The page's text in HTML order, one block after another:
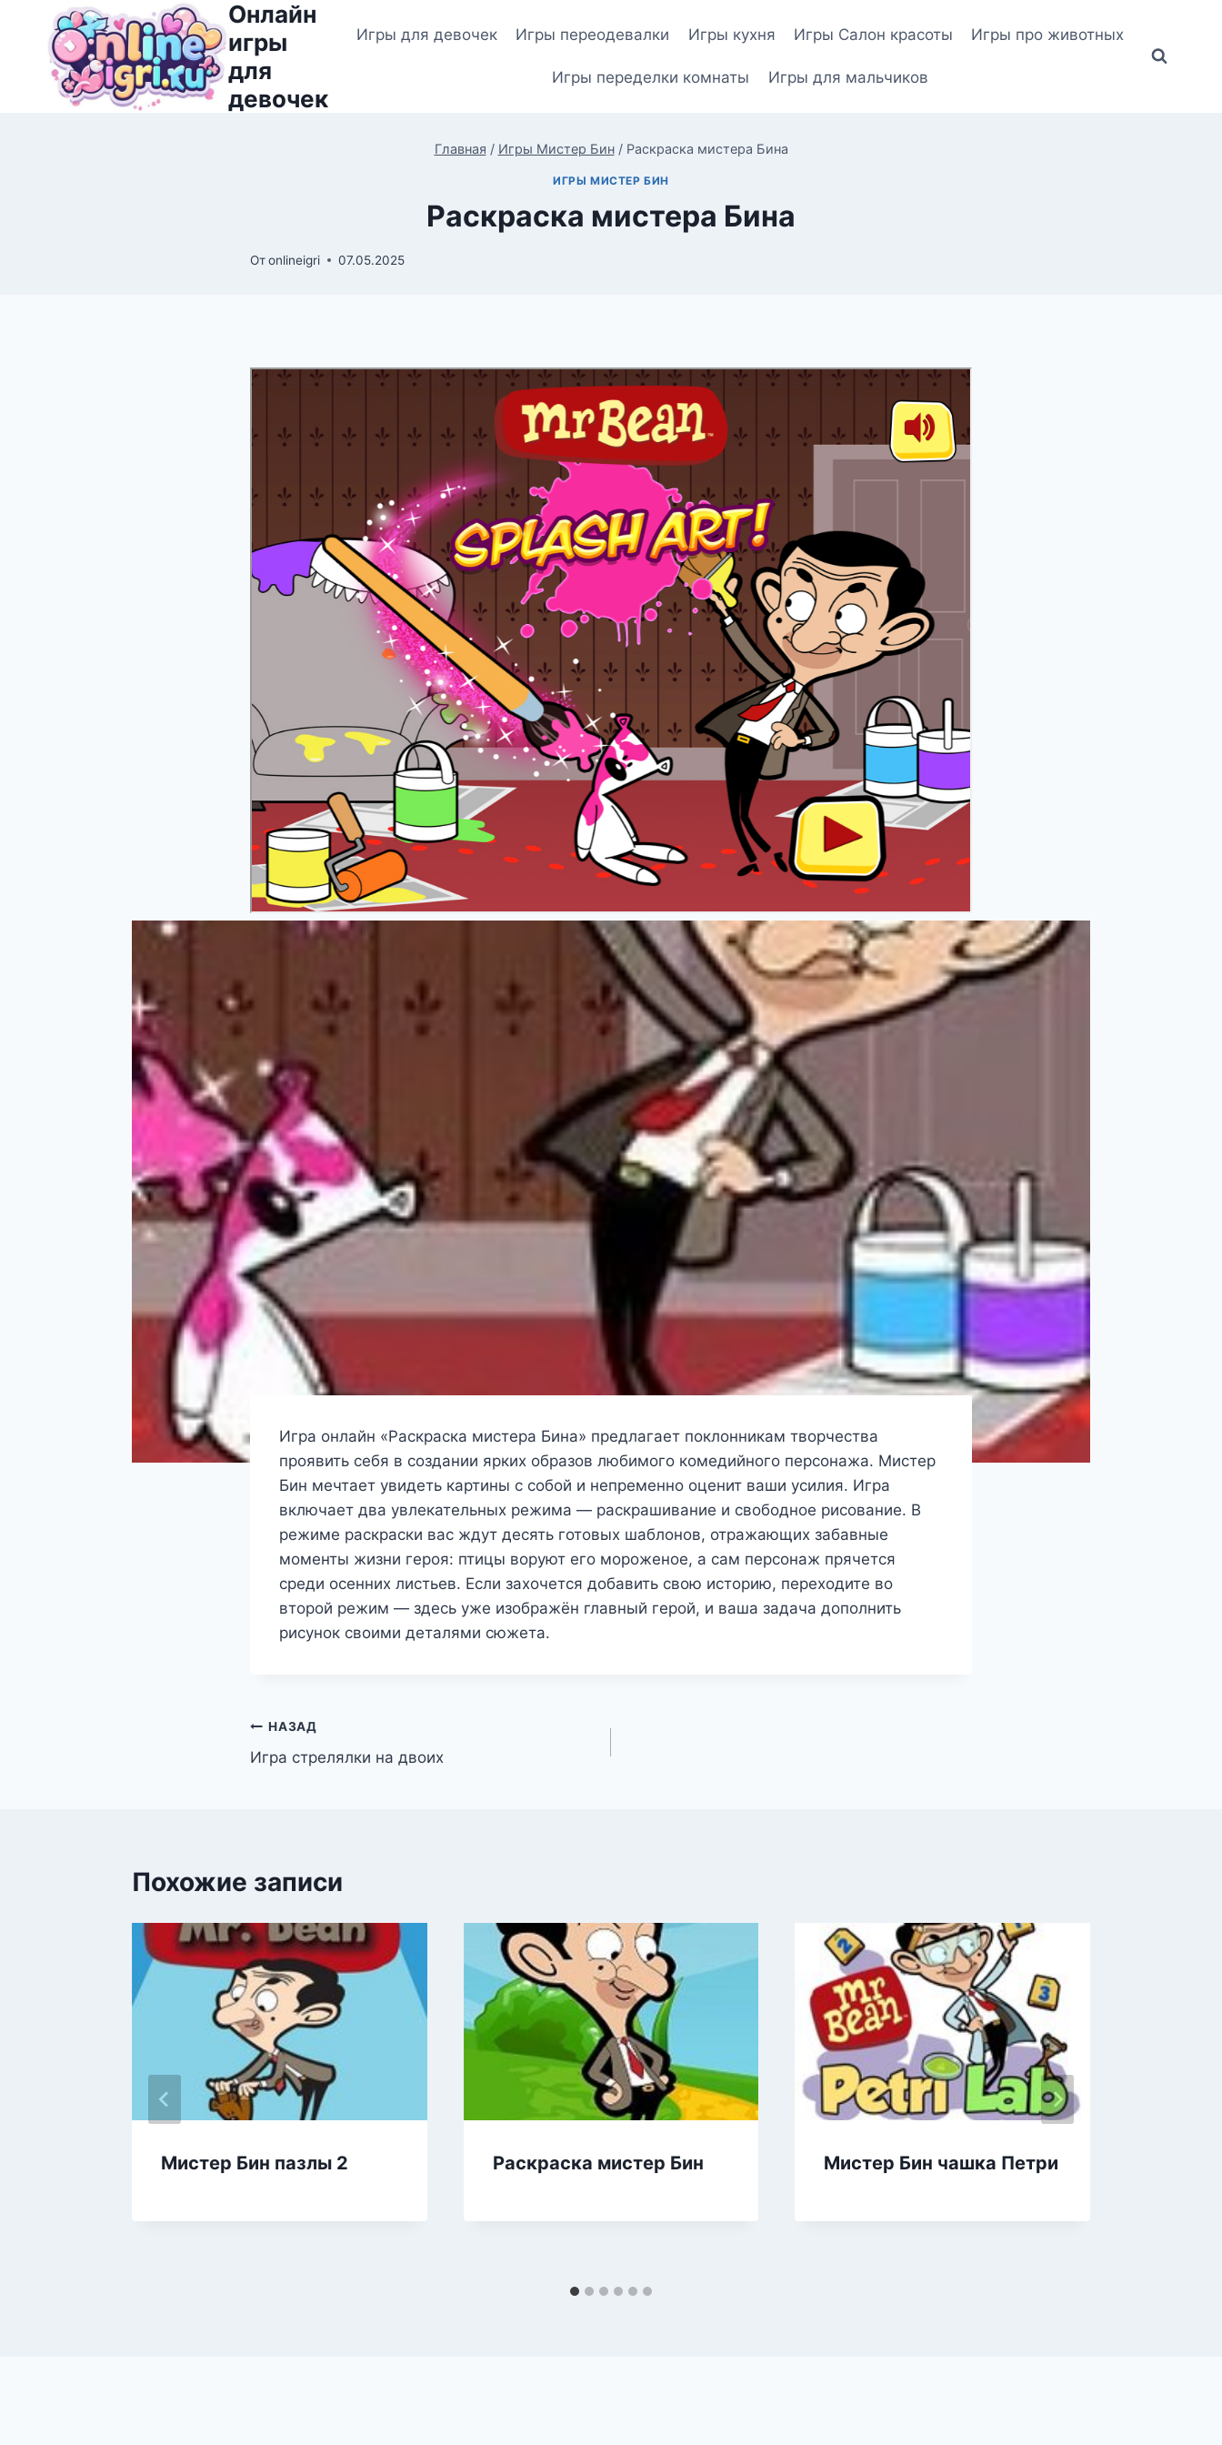
Перейти
содержимому
Онлайн
игры
для
девочек
Игры для девочек Игры переодевалки Игры кухня Игры Салон красоты Игры про животных
Игры переделки комнаты Игры для мальчиков
Главная / Игры Мистер Бин / Раскраска мистера Бина
ИГРЫ МИСТЕР БИН
Раскраска мистера Бина
Отonlineigri 07.05.2025
Игра онлайн «Раскраска мистера Бина» предлагает поклонникам творчества
проявить себя в создании ярких образов любимого комедийного персонажа. Мистер
Бин мечтает увидеть картины с собой и непременно оценит ваши усилия. Игра
включает два увлекательных режима — раскрашивание и свободное рисование. В
режиме раскраски вас ждут десять готовых шаблонов, отражающих забавные
моменты жизни героя: птицы воруют его мороженое, а сам персонаж прячется
среди осенних листьев. Если захочется добавить свою историю, переходите во
второй режим — здесь уже изображён главный герой, и ваша задача дополнить
рисунок своими деталями сюжета.
Навигация
по
НАЗАД
Игра стрелялки на двоих
Похожие записи
Мистер Бин пазлы 2 Раскраска мистер Бин Мистер Бин чашка Петри